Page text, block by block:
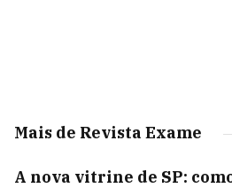
Mais de Revista Exame
A nova vitrine de SP: